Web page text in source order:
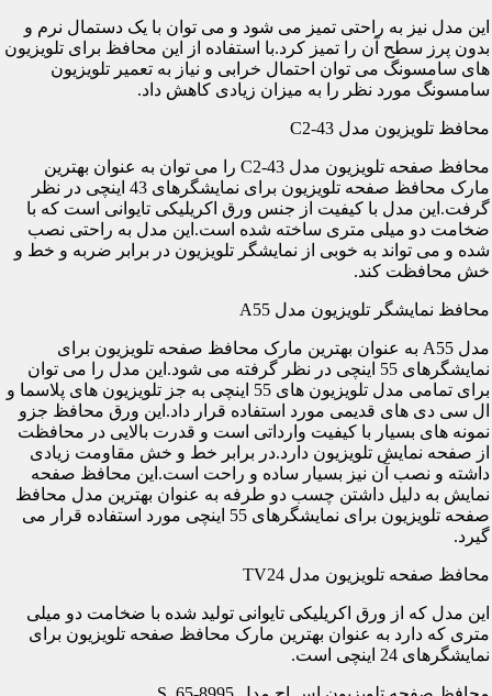
این مدل نیز به راحتی تمیز می شود و می توان با یک دستمال نرم و
بدون پرز سطح آن را تمیز کرد.با استفاده از این محافظ برای تلویزیون
های سامسونگ می توان احتمال خرابی و نیاز به تعمیر تلویزیون
سامسونگ مورد نظر را به میزان زیادی کاهش داد.
محافظ تلویزیون مدل C2-43
محافظ صفحه تلویزیون مدل C2-43 را می توان به عنوان بهترین
مارک محافظ صفحه تلویزیون برای نمایشگرهای 43 اینچی در نظر
گرفت.این مدل با کیفیت از جنس ورق اکریلیکی تایوانی است که با
ضخامت دو میلی متری ساخته شده است.این مدل به راحتی نصب
شده و می تواند به خوبی از نمایشگر تلویزیون در برابر ضربه و خط و
خش محافظت کند.
محافظ نمایشگر تلویزیون مدل A55
مدل A55 به عنوان بهترین مارک محافظ صفحه تلویزیون برای
نمایشگرهای 55 اینچی در نظر گرفته می شود.این مدل را می توان
برای تمامی مدل تلویزیون های 55 اینچی به جز تلویزیون های پلاسما و
ال سی دی های قدیمی مورد استفاده قرار داد.این ورق محافظ جزو
نمونه های بسیار با کیفیت وارداتی است و قدرت بالایی در محافظت
از صفحه نمایش تلویزیون دارد.در برابر خط و خش مقاومت زیادی
داشته و نصب آن نیز بسیار ساده و راحت است.این محافظ صفحه
نمایش به دلیل داشتن چسب دو طرفه به عنوان بهترین مدل محافظ
صفحه تلویزیون برای نمایشگرهای 55 اینچی مورد استفاده قرار می
گیرد.
محافظ صفحه تلویزیون مدل TV24
این مدل که از ورق اکریلیکی تایوانی تولید شده با ضخامت دو میلی
متری که دارد به عنوان بهترین مارک محافظ صفحه تلویزیون برای
نمایشگرهای 24 اینچی است.